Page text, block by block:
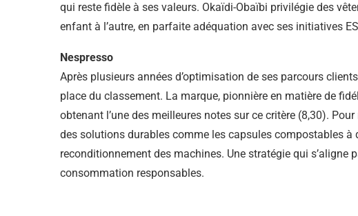
qui reste fidèle à ses valeurs. Okaïdi-Obaïbi privilégie des
enfant à l’autre, en parfaite adéquation avec ses initiatives
Nespresso
Après plusieurs années d’optimisation de ses parcours
place du classement. La marque, pionnière en matière de
obtenant l’une des meilleures notes sur ce critère (8,30).
des solutions durables comme les capsules compostables à
reconditionnement des machines. Une stratégie qui
consommation responsables.